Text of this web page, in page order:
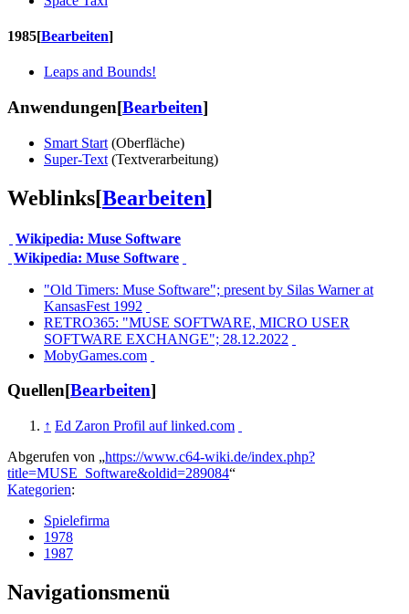
1985[Bearbeiten]
Leaps and Bounds!
Anwendungen[Bearbeiten]
Smart Start (Oberfläche)
Super-Text (Textverarbeitung)
Weblinks[Bearbeiten]
Wikipedia: Muse Software
Wikipedia: Muse Software
"Old Timers: Muse Software"; present by Silas Warner at
KansasFest 1992
RETRO365: "MUSE SOFTWARE, MICRO USER
SOFTWARE EXCHANGE"; 28.12.2022
MobyGames.com
Quellen[Bearbeiten]
↑ Ed Zaron Profil auf linked.com
Abgerufen von „https://www.c64-wiki.de/index.php?
title=MUSE_Software&oldid=289084“
Kategorien:
Spielefirma
1978
1987
Navigationsmenü